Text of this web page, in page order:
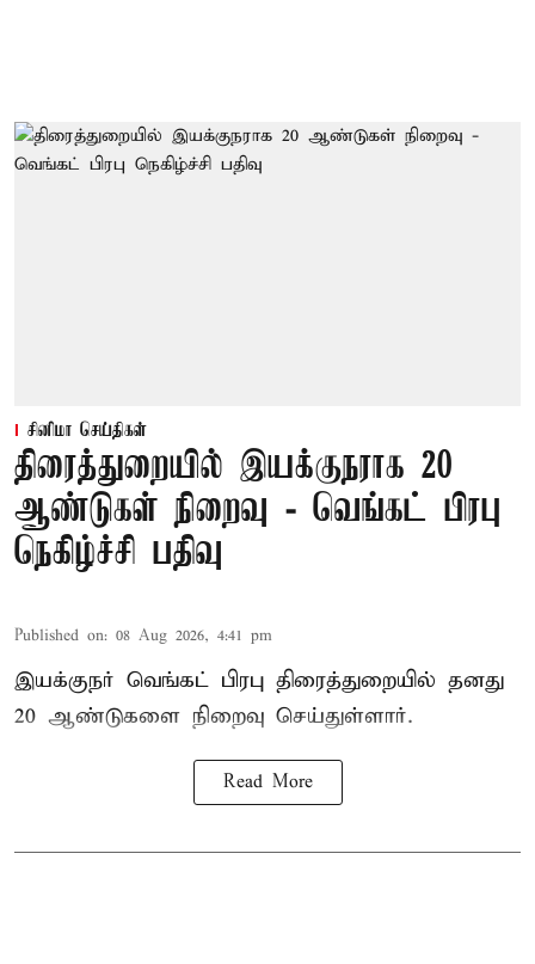
சினிமா செய்திகள்
திரைத்துறையில் இயக்குநராக 20
ஆண்டுகள் நிறைவு - வெங்கட் பிரபு
நெகிழ்ச்சி பதிவு
Published on: 08 Aug 2026, 4:41 pm
இயக்குநர் வெங்கட் பிரபு திரைத்துறையில் தனது
20 ஆண்டுகளை நிறைவு செய்துள்ளார்.
Read More